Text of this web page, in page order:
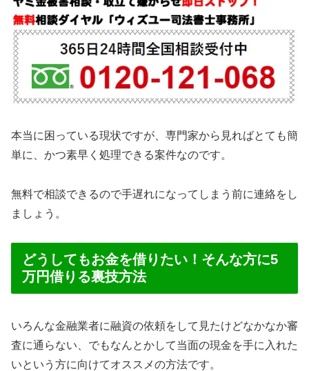
本当に困っている現状ですが、専門家から見ればとても簡
単に、かつ素早く処理できる案件なのです。
無料で相談できるので手遅れになってしまう前に連絡をし
ましょう。
どうしてもお金を借りたい！そんな方に5
万円借りる裏技方法
いろんな金融業者に融資の依頼をして見たけどなかなか審
査に通らない、でもなんとかして当面の現金を手に入れた
いという方に向けてオススメの方法です。